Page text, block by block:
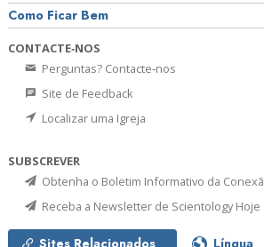
Como Ficar Bem
CONTACTE‑NOS
Perguntas? Contacte‑nos
Site de Feedback
Localizar uma Igreja
SUBSCREVER
Obtenha o Boletim Informativo da
Receba a Newsletter de Scientology Hoje
Sites Relacionados Língua